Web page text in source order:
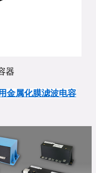
器
金属化膜滤波电容